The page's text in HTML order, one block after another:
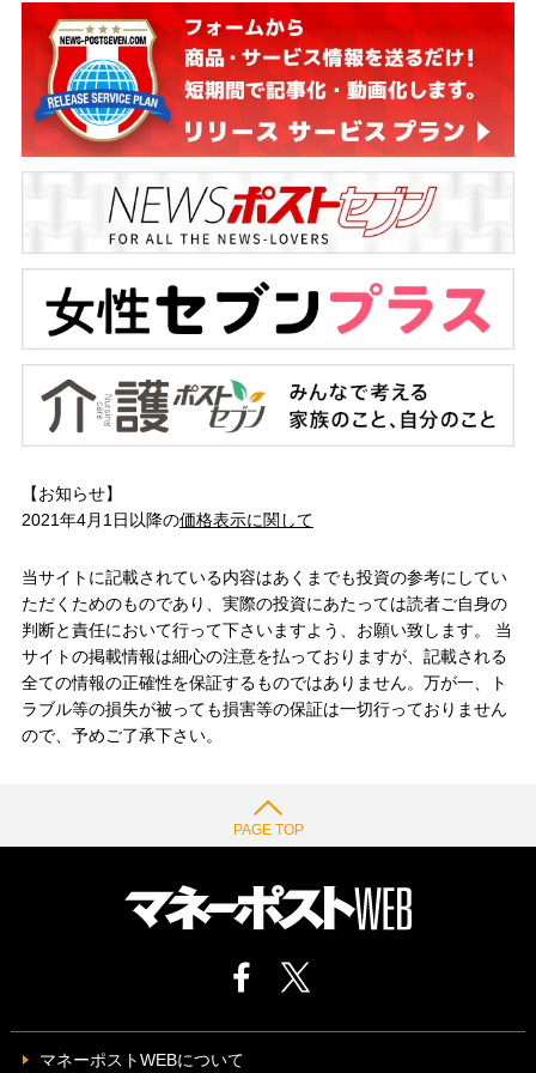
【お知らせ】
2021年4月1日以降の価格表示に関して
当サイトに記載されている内容はあくまでも投資の参考にしてい
ただくためのものであり、実際の投資にあたっては読者ご自身の
判断と責任において行って下さいますよう、お願い致します。 当
サイトの掲載情報は細心の注意を払っておりますが、記載される
全ての情報の正確性を保証するものではありません。万が一、ト
ラブル等の損失が被っても損害等の保証は一切行っておりません
ので、予めご了承下さい。
PAGE TOP
マネーポストWEBについて